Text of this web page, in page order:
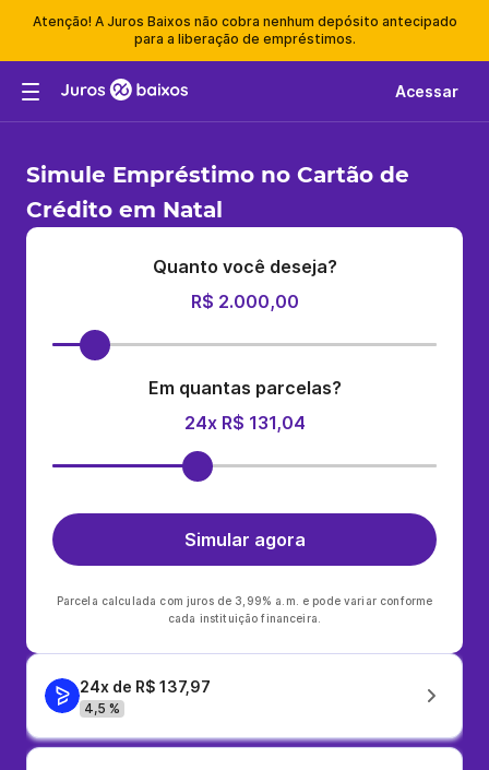
Atenção! A Juros Baixos não cobra nenhum depósito antecipado
para a liberação de empréstimos.
Acessar
Simule Empréstimo no Cartão de
Crédito em Natal
Quanto você deseja?
R$ 2.000,00
Em quantas parcelas?
24x R$ 131,04
Simular agora
Parcela calculada com juros de 3,99% a.m. e pode variar conforme
cada instituição financeira.
24x de R$ 137,97
4,5 %